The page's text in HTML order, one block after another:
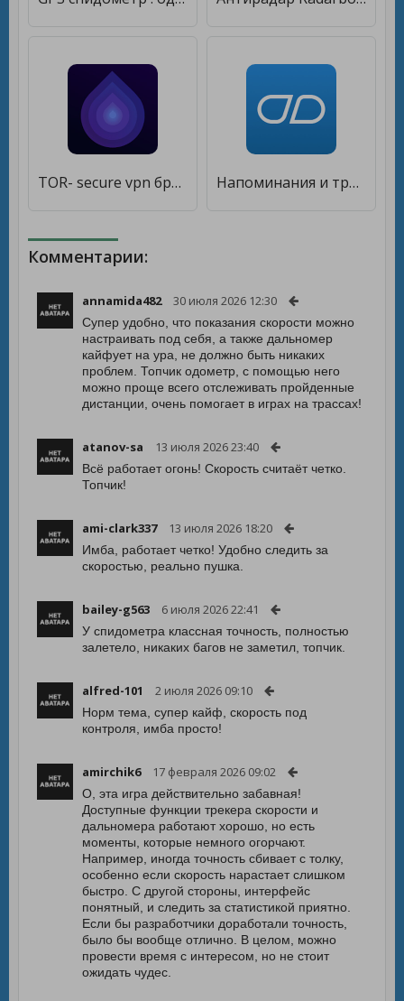
TOR- secure vpn браузер- тест скорости интернета [Premium] Напоминания и трекер таблеток [Полная версия]
Комментарии:
annamida482 30 июля 2026 12:30
Супер удобно, что показания скорости можно
настраивать под себя, а также дальномер
кайфует на ура, не должно быть никаких
проблем. Топчик одометр, с помощью него
можно проще всего отслеживать пройденные
дистанции, очень помогает в играх на трассах!
atanov-sa 13 июля 2026 23:40
Всё работает огонь! Скорость считаёт четко.
Топчик!
ami-clark337 13 июля 2026 18:20
Имба, работает четко! Удобно следить за
скоростью, реально пушка.
bailey-g563 6 июля 2026 22:41
У спидометра классная точность, полностью
залетело, никаких багов не заметил, топчик.
alfred-101 2 июля 2026 09:10
Норм тема, супер кайф, скорость под
контроля, имба просто!
amirchik6 17 февраля 2026 09:02
О, эта игра действительно забавная!
Доступные функции трекера скорости и
дальномера работают хорошо, но есть
моменты, которые немного огорчают.
Например, иногда точность сбивает с толку,
особенно если скорость нарастает слишком
быстро. С другой стороны, интерфейс
понятный, и следить за статистикой приятно.
Если бы разработчики доработали точность,
было бы вообще отлично. В целом, можно
провести время с интересом, но не стоит
ожидать чудес.